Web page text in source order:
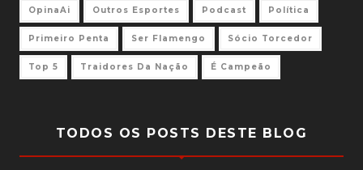
OpinaAi Outros Esportes Podcast Política
Primeiro Penta Ser Flamengo Sócio Torcedor
Top 5 Traidores Da Nação É Campeão
TODOS OS POSTS DESTE BLOG